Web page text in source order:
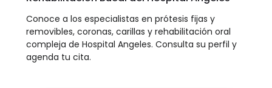
Conoce a los especialistas en prótesis fijas y
removibles, coronas, carillas y rehabilitación oral
compleja de Hospital Angeles. Consulta su perfil y
agenda tu cita.